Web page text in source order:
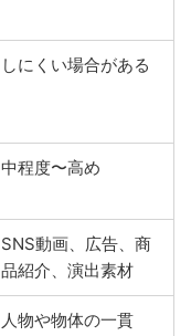
しにくい場合がある
中程度〜高め
SNS動画、広告、商
品紹介、演出素材
人物や物体の一貫